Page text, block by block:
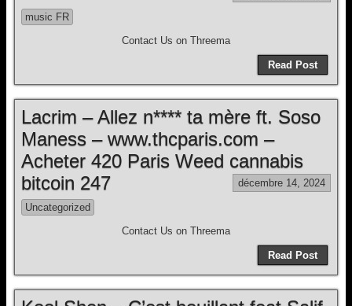
music FR
Contact Us on Threema
Read Post
Lacrim – Allez n**** ta mère ft. Soso
Maness – www.thcparis.com –
Acheter 420 Paris Weed cannabis
bitcoin 247
décembre 14, 2024
Uncategorized
Contact Us on Threema
Read Post